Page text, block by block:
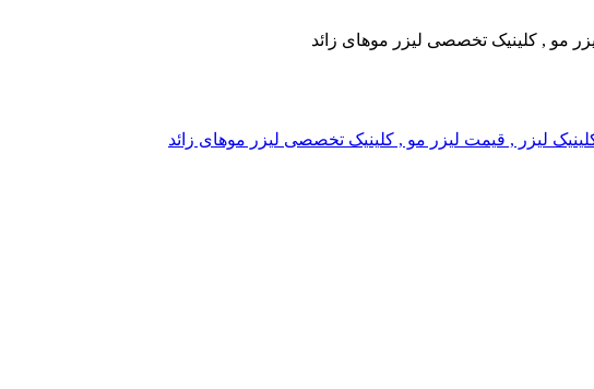
مو , کلینیک تخصصی لیزر موهای زائد
لیزر , قیمت لیزر مو , کلینیک تخصصی لیزر موهای زائد